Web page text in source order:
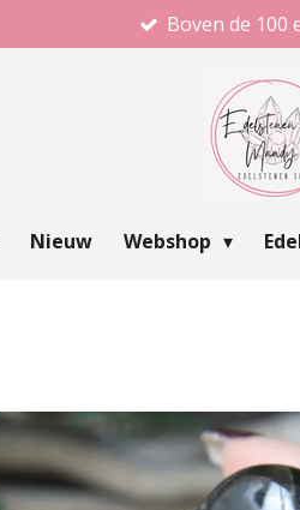
Boven de 100
Nieuw Webshop